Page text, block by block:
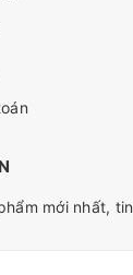
mới nhất,